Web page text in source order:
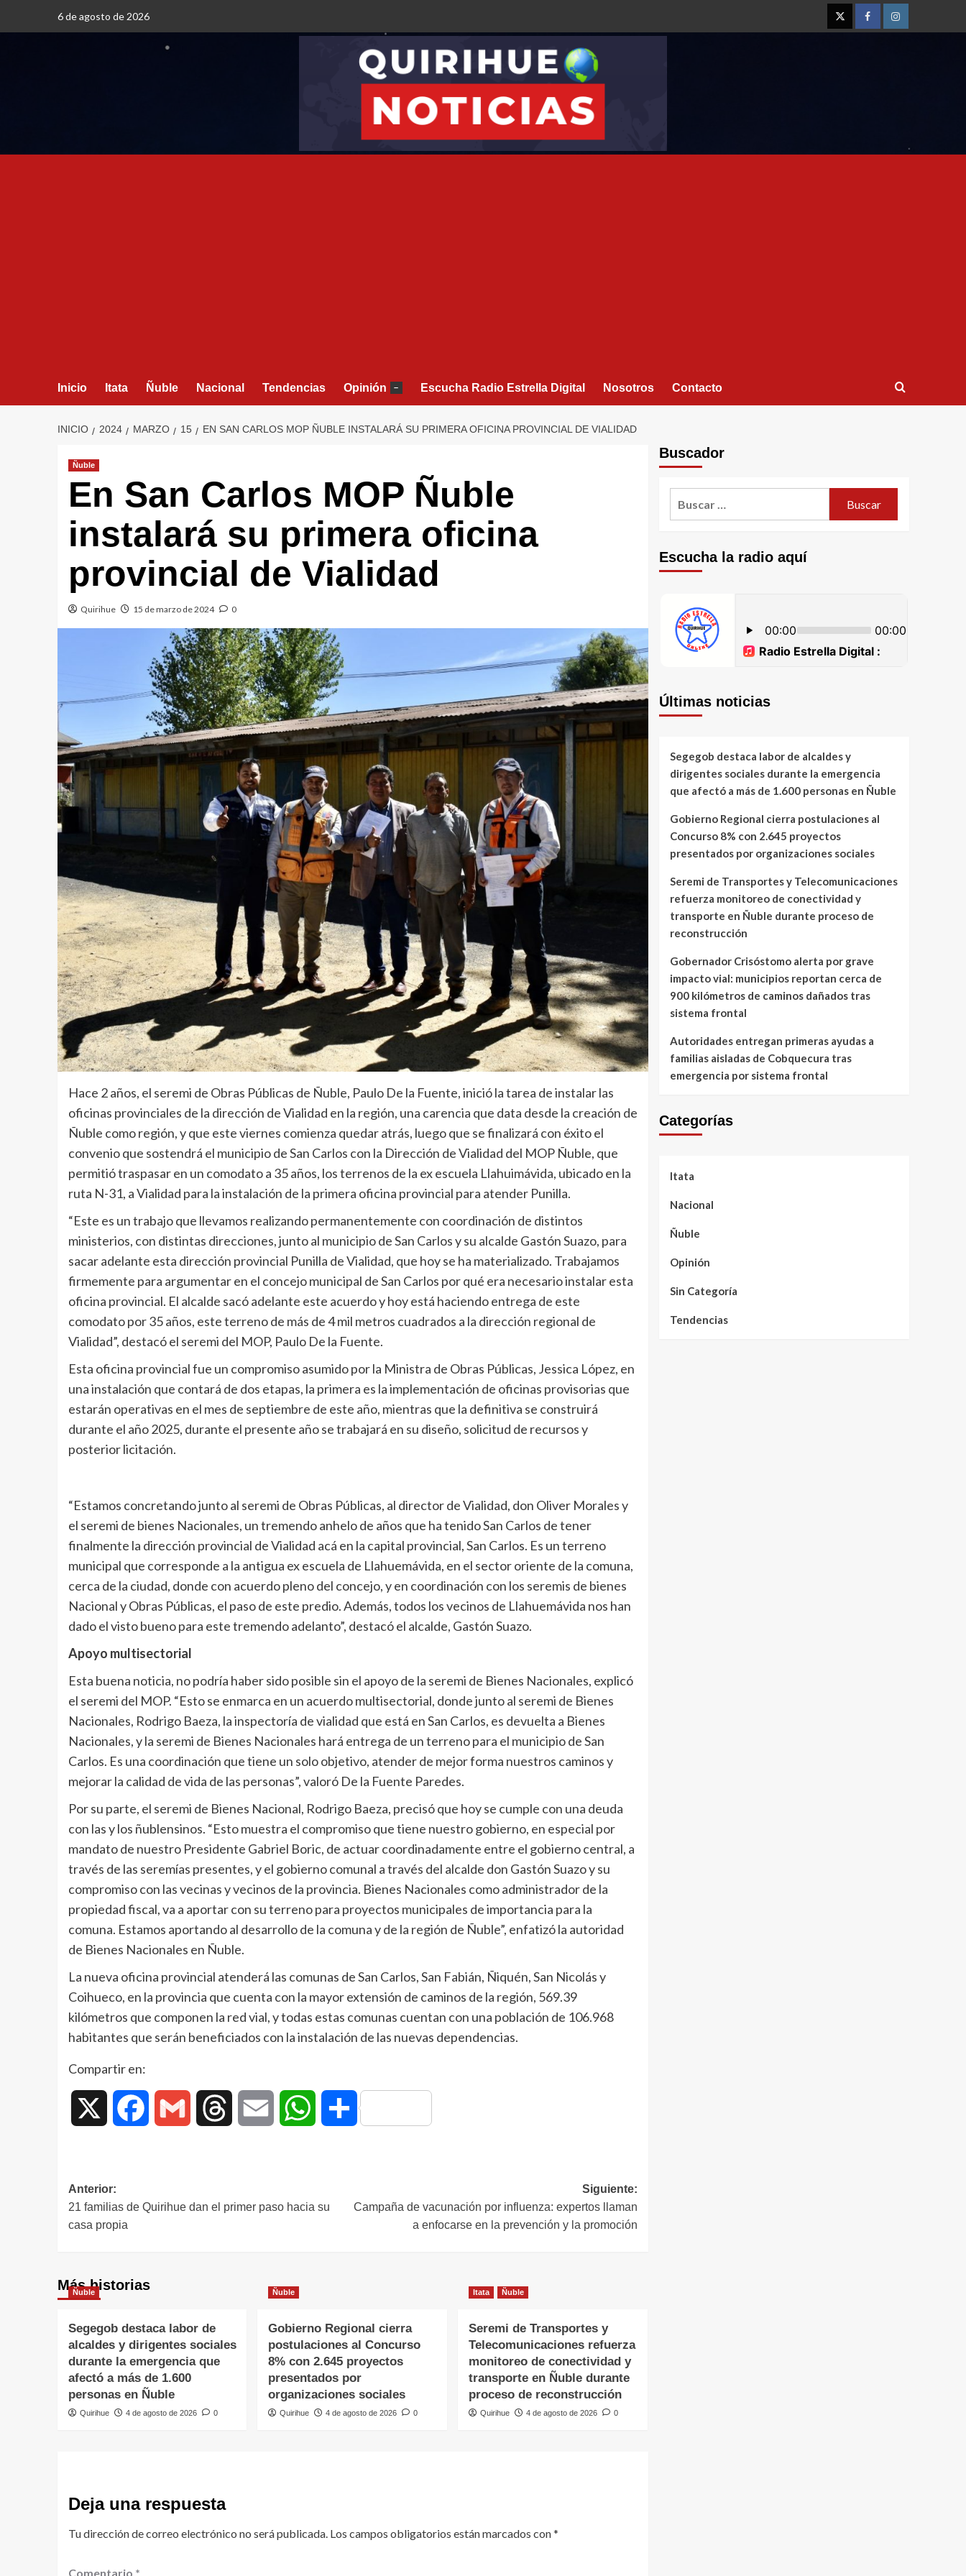
6 de agosto de 2026
Inicio Itata Ñuble Nacional Tendencias Opinión – Escucha Radio Estrella Digital Nosotros Contacto
INICIO 2024 MARZO 15 EN SAN CARLOS MOP ÑUBLE INSTALARÁ SU PRIMERA OFICINA PROVINCIAL DE VIALIDAD
Ñuble
En San Carlos MOP Ñuble
instalará su primera oficina
provincial de Vialidad
Quirihue 15 de marzo de 2024 0
Hace 2 años, el seremi de Obras Públicas de Ñuble, Paulo De la Fuente, inició la tarea de instalar las
oficinas provinciales de la dirección de Vialidad en la región, una carencia que data desde la creación de
Ñuble como región, y que este viernes comienza quedar atrás, luego que se finalizará con éxito el
convenio que sostendrá el municipio de San Carlos con la Dirección de Vialidad del MOP Ñuble, que
permitió traspasar en un comodato a 35 años, los terrenos de la ex escuela Llahuimávida, ubicado en la
ruta N-31, a Vialidad para la instalación de la primera oficina provincial para atender Punilla.
“Este es un trabajo que llevamos realizando permanentemente con coordinación de distintos
ministerios, con distintas direcciones, junto al municipio de San Carlos y su alcalde Gastón Suazo, para
sacar adelante esta dirección provincial Punilla de Vialidad, que hoy se ha materializado. Trabajamos
firmemente para argumentar en el concejo municipal de San Carlos por qué era necesario instalar esta
oficina provincial. El alcalde sacó adelante este acuerdo y hoy está haciendo entrega de este
comodato por 35 años, este terreno de más de 4 mil metros cuadrados a la dirección regional de
Vialidad”, destacó el seremi del MOP, Paulo De la Fuente.
Esta oficina provincial fue un compromiso asumido por la Ministra de Obras Públicas, Jessica López, en
una instalación que contará de dos etapas, la primera es la implementación de oficinas provisorias que
estarán operativas en el mes de septiembre de este año, mientras que la definitiva se construirá
durante el año 2025, durante el presente año se trabajará en su diseño, solicitud de recursos y
posterior licitación.
“Estamos concretando junto al seremi de Obras Públicas, al director de Vialidad, don Oliver Morales y
el seremi de bienes Nacionales, un tremendo anhelo de años que ha tenido San Carlos de tener
finalmente la dirección provincial de Vialidad acá en la capital provincial, San Carlos. Es un terreno
municipal que corresponde a la antigua ex escuela de Llahuemávida, en el sector oriente de la comuna,
cerca de la ciudad, donde con acuerdo pleno del concejo, y en coordinación con los seremis de bienes
Nacional y Obras Públicas, el paso de este predio. Además, todos los vecinos de Llahuemávida nos han
dado el visto bueno para este tremendo adelanto”, destacó el alcalde, Gastón Suazo.
Apoyo multisectorial
Esta buena noticia, no podría haber sido posible sin el apoyo de la seremi de Bienes Nacionales, explicó
el seremi del MOP. “Esto se enmarca en un acuerdo multisectorial, donde junto al seremi de Bienes
Nacionales, Rodrigo Baeza, la inspectoría de vialidad que está en San Carlos, es devuelta a Bienes
Nacionales, y la seremi de Bienes Nacionales hará entrega de un terreno para el municipio de San
Carlos. Es una coordinación que tiene un solo objetivo, atender de mejor forma nuestros caminos y
mejorar la calidad de vida de las personas”, valoró De la Fuente Paredes.
Por su parte, el seremi de Bienes Nacional, Rodrigo Baeza, precisó que hoy se cumple con una deuda
con las y los ñublensinos. “Esto muestra el compromiso que tiene nuestro gobierno, en especial por
mandato de nuestro Presidente Gabriel Boric, de actuar coordinadamente entre el gobierno central, a
través de las seremías presentes, y el gobierno comunal a través del alcalde don Gastón Suazo y su
compromiso con las vecinas y vecinos de la provincia. Bienes Nacionales como administrador de la
propiedad fiscal, va a aportar con su terreno para proyectos municipales de importancia para la
comuna. Estamos aportando al desarrollo de la comuna y de la región de Ñuble”, enfatizó la autoridad
de Bienes Nacionales en Ñuble.
La nueva oficina provincial atenderá las comunas de San Carlos, San Fabián, Ñiquén, San Nicolás y
Coihueco, en la provincia que cuenta con la mayor extensión de caminos de la región, 569.39
kilómetros que componen la red vial, y todas estas comunas cuentan con una población de 106.968
habitantes que serán beneficiados con la instalación de las nuevas dependencias.
Compartir en:
Facebook Gmail Threads Email WhatsAppCompartir
Anterior:
21 familias de Quirihue dan el primer paso hacia su
casa propia
Siguiente:
Campaña de vacunación por influenza: expertos llaman
a enfocarse en la prevención y la promoción
Más historias
Ñuble
Segegob destaca labor de
alcaldes y dirigentes sociales
durante la emergencia que
afectó a más de 1.600
personas en Ñuble
Quirihue 4 de agosto de 2026 0
Ñuble
Gobierno Regional cierra
postulaciones al Concurso
8% con 2.645 proyectos
presentados por
organizaciones sociales
Quirihue 4 de agosto de 2026 0
Itata Ñuble
Seremi de Transportes y
Telecomunicaciones refuerza
monitoreo de conectividad y
transporte en Ñuble durante
proceso de reconstrucción
Quirihue 4 de agosto de 2026 0
Deja una respuesta
Tu dirección de correo electrónico no será publicada. Los campos obligatorios están marcados con*
Comentario *
Buscador
Escucha la radio aquí
Últimas noticias
Segegob destaca labor de alcaldes y
dirigentes sociales durante la emergencia
que afectó a más de 1.600 personas en Ñuble
Gobierno Regional cierra postulaciones al
Concurso 8% con 2.645 proyectos
presentados por organizaciones sociales
Seremi de Transportes y Telecomunicaciones
refuerza monitoreo de conectividad y
transporte en Ñuble durante proceso de
reconstrucción
Gobernador Crisóstomo alerta por grave
impacto vial: municipios reportan cerca de
900 kilómetros de caminos dañados tras
sistema frontal
Autoridades entregan primeras ayudas a
familias aisladas de Cobquecura tras
emergencia por sistema frontal
Categorías
Itata
Nacional
Ñuble
Opinión
Sin Categoría
Tendencias